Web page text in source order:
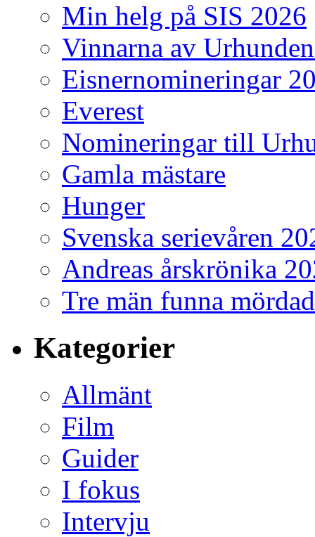
Min helg på SIS 2026
Vinnarna av
Eisnernomineringar
Everest
Nomineringar till
Gamla mästare
Hunger
Svenska serievåren
Andreas årskrönika
Tre män funna
Kategorier
Allmänt
Film
Guider
I fokus
Intervju